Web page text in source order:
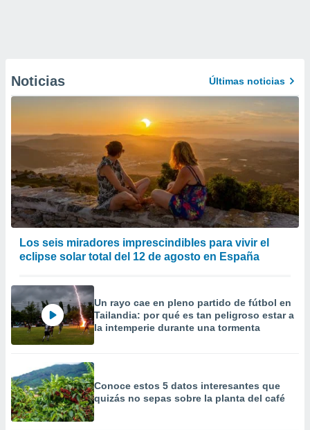
Noticias Últimas noticias
Los seis miradores imprescindibles para vivir el
eclipse solar total del 12 de agosto en España
Un rayo cae en pleno partido de fútbol en
Tailandia: por qué es tan peligroso estar a
la intemperie durante una tormenta
Conoce estos 5 datos interesantes que
quizás no sepas sobre la planta del café